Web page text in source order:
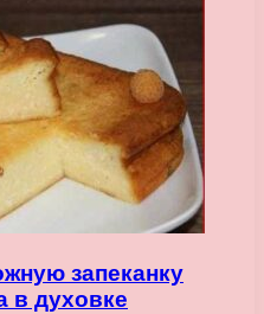
запеканку
в духовке